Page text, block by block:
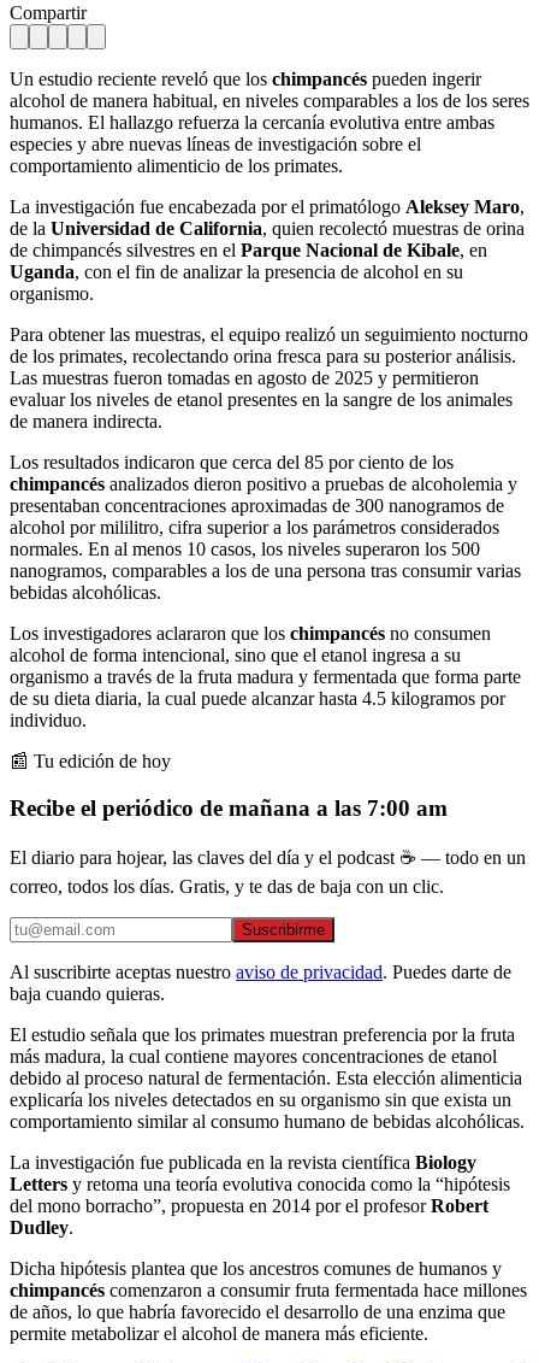
Compartir
Un estudio reciente reveló que los chimpancés pueden ingerir
alcohol de manera habitual, en niveles comparables a los de los seres
humanos. El hallazgo refuerza la cercanía evolutiva entre ambas
especies y abre nuevas líneas de investigación sobre el
comportamiento alimenticio de los primates.
La investigación fue encabezada por el primatólogo Aleksey Maro,
de la Universidad de California, quien recolectó muestras de orina
de chimpancés silvestres en el Parque Nacional de Kibale, en
Uganda, con el fin de analizar la presencia de alcohol en su
organismo.
Para obtener las muestras, el equipo realizó un seguimiento nocturno
de los primates, recolectando orina fresca para su posterior análisis.
Las muestras fueron tomadas en agosto de 2025 y permitieron
evaluar los niveles de etanol presentes en la sangre de los animales
de manera indirecta.
Los resultados indicaron que cerca del 85 por ciento de los
chimpancés analizados dieron positivo a pruebas de alcoholemia y
presentaban concentraciones aproximadas de 300 nanogramos de
alcohol por mililitro, cifra superior a los parámetros considerados
normales. En al menos 10 casos, los niveles superaron los 500
nanogramos, comparables a los de una persona tras consumir varias
bebidas alcohólicas.
Los investigadores aclararon que los chimpancés no consumen
alcohol de forma intencional, sino que el etanol ingresa a su
organismo a través de la fruta madura y fermentada que forma parte
de su dieta diaria, la cual puede alcanzar hasta 4.5 kilogramos por
individuo.
📰 Tu edición de hoy
Recibe el periódico de mañana a las 7:00 am
El diario para hojear, las claves del día y el podcast ☕ — todo en un
correo, todos los días. Gratis, y te das de baja con un clic.
Suscribirme
Al suscribirte aceptas nuestro aviso de privacidad. Puedes darte de
baja cuando quieras.
El estudio señala que los primates muestran preferencia por la fruta
más madura, la cual contiene mayores concentraciones de etanol
debido al proceso natural de fermentación. Esta elección alimenticia
explicaría los niveles detectados en su organismo sin que exista un
comportamiento similar al consumo humano de bebidas alcohólicas.
La investigación fue publicada en la revista científica Biology
Letters y retoma una teoría evolutiva conocida como la “hipótesis
del mono borracho”, propuesta en 2014 por el profesorRobert
Dudley.
Dicha hipótesis plantea que los ancestros comunes de humanos y
chimpancés comenzaron a consumir fruta fermentada hace millones
de años, lo que habría favorecido el desarrollo de una enzima que
permite metabolizar el alcohol de manera más eficiente.